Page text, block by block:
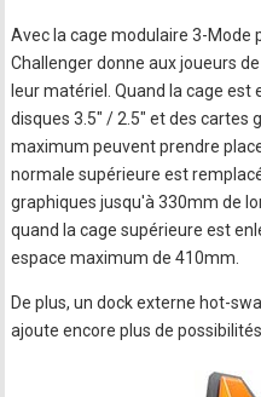
Avec la cage modulaire 3-Mode
Challenger donne aux joueurs
leur matériel. Quand la cage
disques 3.5" / 2.5" et des cartes
maximum peuvent prendre
normale supérieure est
graphiques jusqu'à 330mm de
quand la cage supérieure est
espace maximum de 410mm.
De plus, un dock externe hot-
ajoute encore plus de